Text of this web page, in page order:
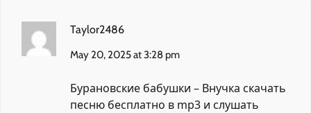
Taylor2486
May 20, 2025 at 3:28 pm
Бурановские бабушки – Внучка скачать
песню бесплатно в mp3 и слушать